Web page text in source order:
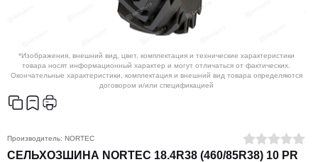
*Изображения, внешний вид, цвет, комплектация и технические характеристики
товара носят информационный характер и могут отличаться от фактических.
Окончательные характеристики, комплектация и внешний вид товара определяются
договором и/или спецификацией
Производитель: NORTEC
СЕЛЬХОЗШИНА NORTEC 18.4R38 (460/85R38) 10 PR